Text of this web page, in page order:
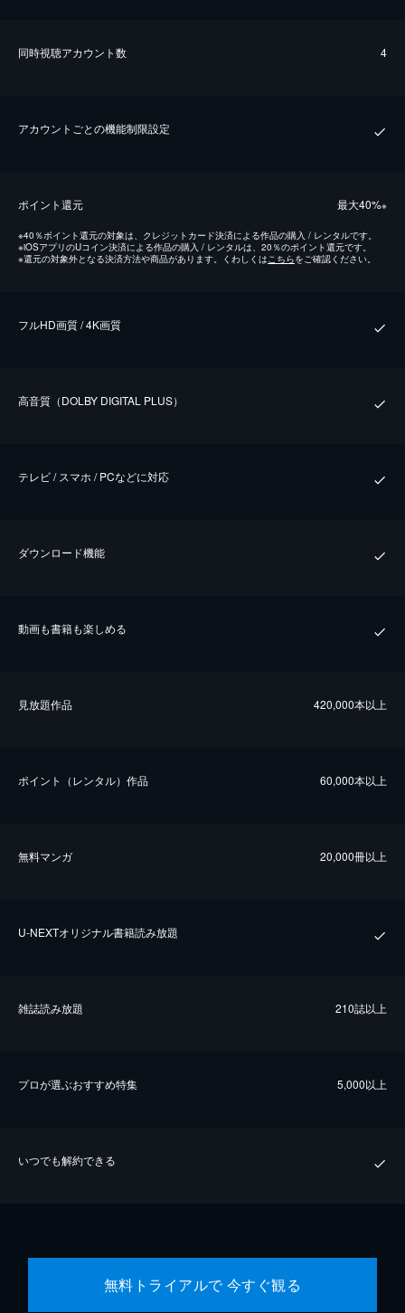
同時視聴アカウント数 4
アカウントごとの機能制限設定
ポイント還元 最⼤40%※
※40％ポイント還元の対象は、クレジットカード決済による作品の購入 / レンタルです。
※iOSアプリのUコイン決済による作品の購入 / レンタルは、20％のポイント還元です。
※還元の対象外となる決済方法や商品があります。くわしくはこちらをご確認ください。
フルHD画質 / 4K画質
⾼⾳質（DOLBY DIGITAL PLUS）
テレビ / スマホ / PCなどに対応
ダウンロード機能
動画も書籍も楽しめる
⾒放題作品 420,000本以上
ポイント（レンタル）作品 60,000本以上
無料マンガ 20,000冊以上
U-NEXTオリジナル書籍読み放題
雑誌読み放題 210誌以上
プロが選ぶおすすめ特集 5,000以上
いつでも解約できる
無料トライアルで 今すぐ観る